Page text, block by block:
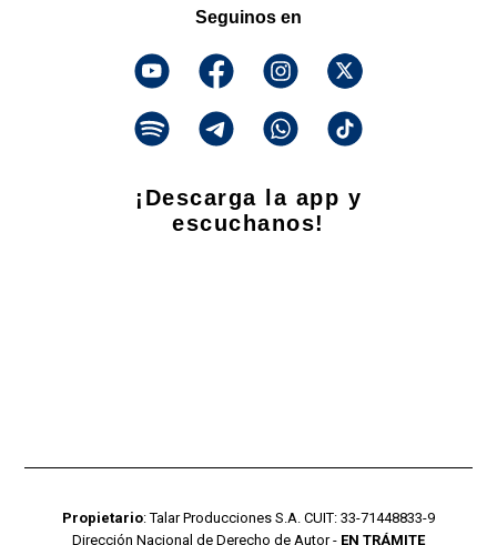
Seguinos en
¡Descarga la app y
escuchanos!
Propietario: Talar Producciones S.A. CUIT: 33-71448833-9
Dirección Nacional de Derecho de Autor - EN TRÁMITE